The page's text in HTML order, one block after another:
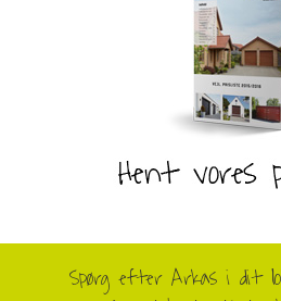
Spørg efter Arkas i dit